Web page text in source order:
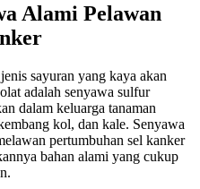
Alami Pelawan
sayuran yang kaya akan
adalah senyawa sulfur
dalam keluarga tanaman
kol, dan kale. Senyawa
pertumbuhan sel kanker
bahan alami yang cukup